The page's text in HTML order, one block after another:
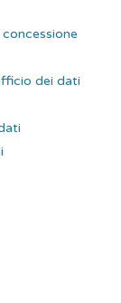
dei dati